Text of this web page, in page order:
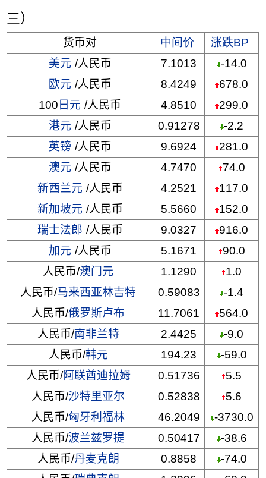
三）
货币对 中间价
涨跌BP
美元 /人民币 7.1013
-14.0
欧元 /人民币 8.4249
678.0
100 日元 /人民币 4.8510
299.0
港元 /人民币 0.91278
-2.2
英镑 /人民币 9.6924
281.0
澳元 /人民币 4.7470
74.0
新西兰元 /人民币 4.2521
117.0
新加坡元 /人民币 5.5660
152.0
瑞士法郎 /人民币 9.0327
916.0
加元 /人民币 5.1671
90.0
人民币/澳门元 1.1290
1.0
人民币/马来西亚林吉特 0.59083
-1.4
人民币/俄罗斯卢布 11.7061
564.0
人民币/南非兰特 2.4425
-9.0
人民币/韩元 194.23
-59.0
人民币/阿联酋迪拉姆 0.51736
5.5
人民币/沙特里亚尔 0.52838
5.6
人民币/匈牙利福林 46.2049
-3730.0
人民币/波兰兹罗提 0.50417
-38.6
人民币/丹麦克朗 0.8858
-74.0